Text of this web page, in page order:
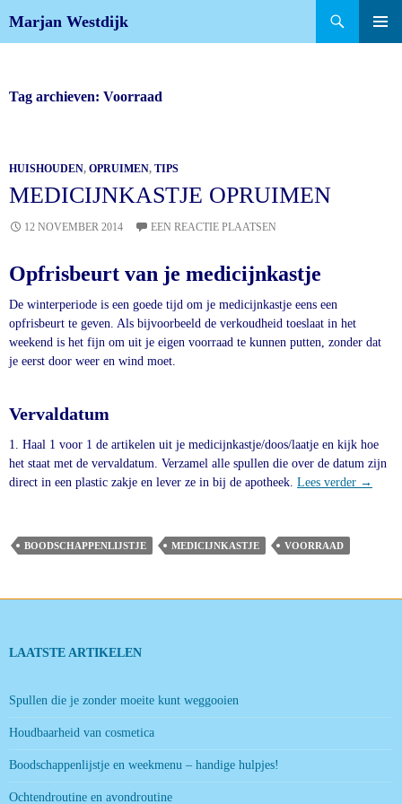
Marjan Westdijk
Tag archieven: Voorraad
HUISHOUDEN, OPRUIMEN, TIPS
MEDICIJNKASTJE OPRUIMEN
12 NOVEMBER 2014 EEN REACTIE PLAATSEN
Opfrisbeurt van je medicijnkastje
De winterperiode is een goede tijd om je medicijnkastje eens een
opfrisbeurt te geven. Als bijvoorbeeld de verkoudheid toeslaat in het
weekend is het fijn om uit je eigen voorraad te kunnen putten, zonder dat
je eerst door weer en wind moet.
Vervaldatum
1. Haal 1 voor 1 de artikelen uit je medicijnkastje/doos/laatje en kijk hoe
het staat met de vervaldatum. Verzamel alle spullen die over de datum zijn
direct in een plastic zakje en lever ze in bij de apotheek. Lees verder →
BOODSCHAPPENLIJSTJE MEDICIJNKASTJE VOORRAAD
LAATSTE ARTIKELEN
Spullen die je zonder moeite kunt weggooien
Houdbaarheid van cosmetica
Boodschappenlijstje en weekmenu – handige hulpjes!
Ochtendroutine en avondroutine